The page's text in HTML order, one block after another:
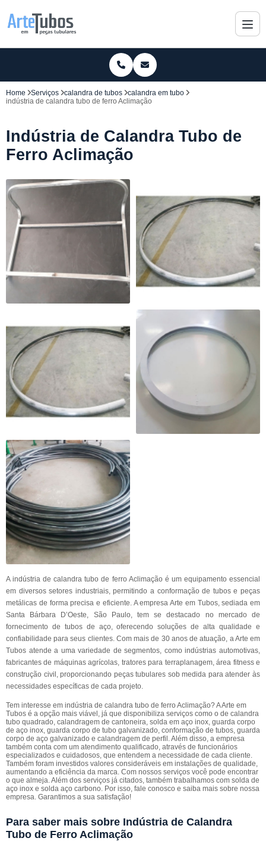
Home Serviços calandra de tubos
calandra em tubo
indústria de calandra tubo de ferro Aclimação
Indústria de Calandra Tubo de
Ferro Aclimação
A indústria de calandra tubo de ferro Aclimação é um equipamento essencial
em diversos setores industriais, permitindo a conformação de tubos e peças
metálicas de forma precisa e eficiente. A empresa Arte em Tubos, sediada em
Santa Bárbara D’Oeste, São Paulo, tem se destacado no mercado de
fornecimento de tubos de aço, oferecendo soluções de alta qualidade e
confiabilidade para seus clientes. Com mais de 30 anos de atuação, a Arte em
Tubos atende a uma variedade de segmentos, como indústrias automotivas,
fabricantes de máquinas agrícolas, tratores para terraplanagem, área fitness e
construção civil, proporcionando peças tubulares sob medida para atender às
necessidades específicas de cada projeto.
Tem interesse em indústria de calandra tubo de ferro Aclimação? A Arte em
Tubos é a opção mais viável, já que disponibiliza serviços como o de calandra
tubo quadrado, calandragem de cantoneira, solda em aço inox, guarda corpo
de aço inox, guarda corpo de tubo galvanizado, conformação de tubos, guarda
corpo de aço galvanizado e calandragem de perfil. Além disso, a empresa
também conta com um atendimento qualificado, através de funcionários
especializados e cuidadosos, que entendem a necessidade de cada cliente.
Também foram investidos valores consideráveis em instalações de qualidade,
aumentando a eficiência da marca. Com nossos serviços você pode encontrar
o que almeja. Além dos serviços já citados, também trabalhamos com solda de
aço inox e solda aço carbono. Por isso, fale conosco e saiba mais sobre nossa
empresa. Garantimos a sua satisfação!
Para saber mais sobre Indústria de Calandra
Tubo de Ferro Aclimação